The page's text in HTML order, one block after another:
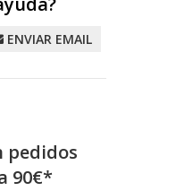
ENVIAR EMAIL
pedidos
90€*